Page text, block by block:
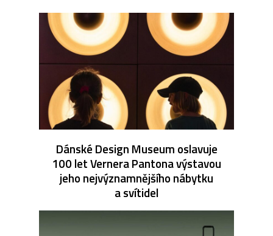
Dánské Design Museum oslavuje
100 let Vernera Pantona výstavou
jeho nejvýznamnějšího nábytku
a svítidel